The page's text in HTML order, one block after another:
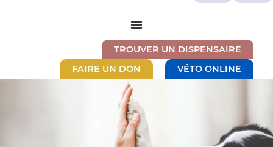
TROUVER UN DISPENSAIRE
FAIRE UN DON
VÉTO ONLINE